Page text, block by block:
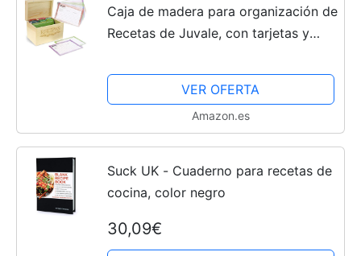
Caja de madera para organización de
Recetas de Juvale, con tarjetas y
VER OFERTA
Amazon.es
Suck UK - Cuaderno para recetas de
cocina, color negro
30,09€